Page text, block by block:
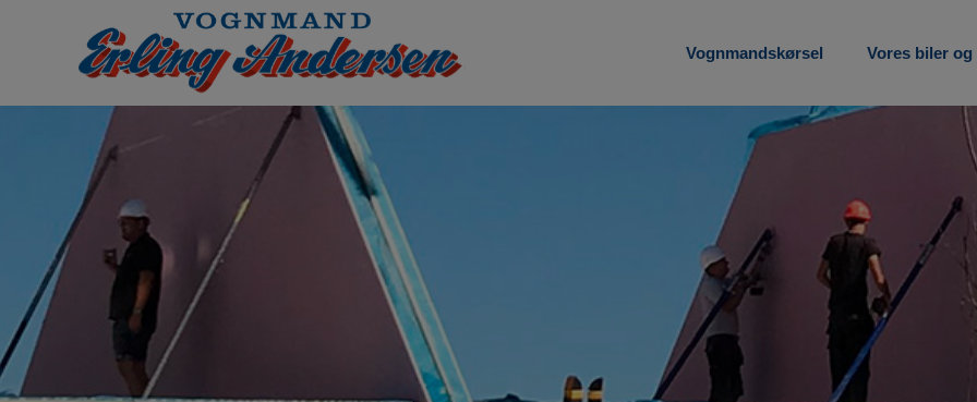
Vognmandskørsel Vores biler